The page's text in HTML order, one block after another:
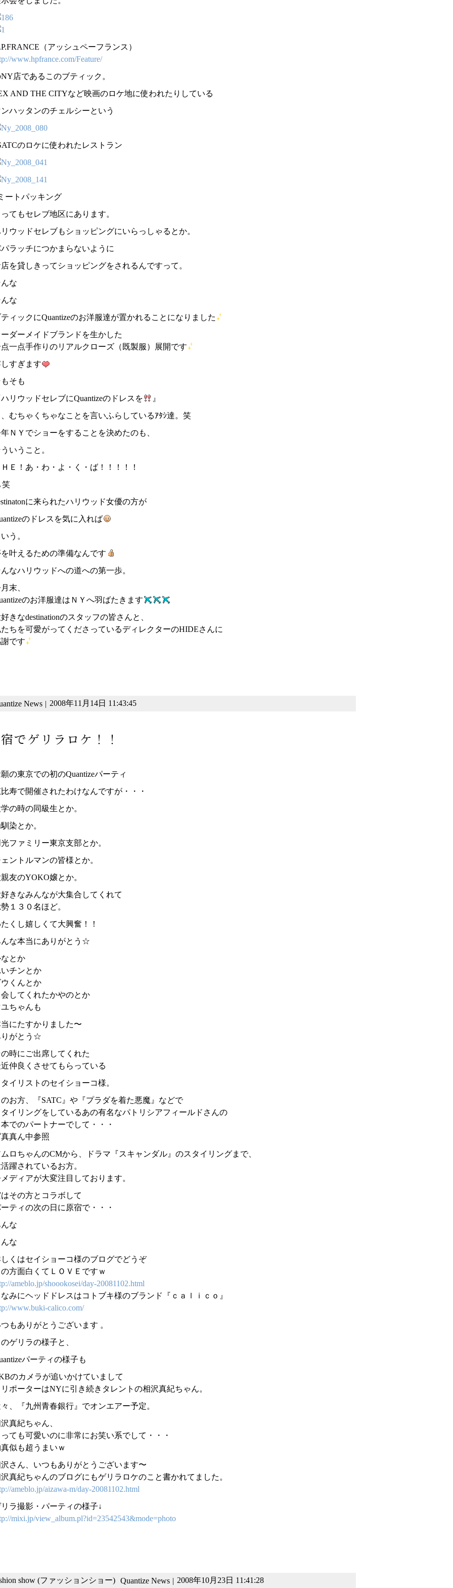
（アッシュペーフランス）
www.hpfrance.com/Feature/
店であるこのブティック。
AND THE CITYなど映画のロケ地に使われたりしている
ハッタンのチェルシーという
のロケに使われたレストラン
ートパッキング
てもセレブ地区にあります。
ウッドセレブもショッピングにいらっしゃるとか。
ラッチにつかまらないように
を貸しきってショッピングをされるんですって。
な
な
ィックにQuantizeのお洋服達が置かれることになりました
ダーメイドブランドを生かした
一点手作りのリアルクローズ（既製服）展開です
すぎます
そも
リウッドセレブにQuantizeのドレスを
』
むちゃくちゃなことを言いふらしているｱﾀｼ達。笑
ＮＹでショーをすることを決めたのも、
いうこと。
Ｅ！あ・わ・よ・く・ば！！！！！
笑
に来られたハリウッド女優の方が
のドレスを気に入れば
う。
叶えるための準備なんです
なハリウッドへの道への第一歩。
末、
のお洋服達はＮＹへ羽ばたきます
きなdestinationのスタッフの皆さんと、
ちを可愛がってくださっているディレクターのHIDEさんに
です
News | 2008年11月14日 11:43:45
でゲリラロケ！！
の東京での初のQuantizeパーティ
寿で開催されたわけなんですが・・・
の時の同級生とか。
染とか。
ファミリー東京支部とか。
ントルマンの皆様とか。
友のYOKO嬢とか。
きなみんなが大集合してくれて
１３０名ほど。
くし嬉しくて大興奮！！
な本当にありがとう☆
とか
チンとか
くんとか
してくれたかやのとか
ちゃんも
にたすかりました〜
がとう☆
時にご出席してくれた
仲良くさせてもらっている
イリストのセイショーコ様。
お方、『SATC』や『プラダを着た悪魔』などで
イリングをしているあの有名なパトリシアフィールドさんの
でのパートナーでして・・・
真ん中参照
ロちゃんのCMから、ドラマ『スキャンダル』のスタイリングまで、
躍されているお方。
ディアが大変注目しております。
その方とコラボして
ティの次の日に原宿で・・・
な
な
くはセイショーコ様のブログでどうぞ
方面白くてＬＯＶＥですｗ
ameblo.jp/shoookosei/day-20081102.html
みにヘッドドレスはコトブキ様のブランド『ｃａｌｉｃｏ』
www.buki-calico.com/
もありがとうございます 。
ゲリラの様子と、
パーティの様子も
のカメラが追いかけていまして
ポーターはNYに引き続きタレントの相沢真紀ちゃん。
、『九州青春銀行』でオンエアー予定。
真紀ちゃん、
ても可愛いのに非常にお笑い系でして・・・
似も超うまいｗ
さん、いつもありがとうございます〜
真紀ちゃんのブログにもゲリラロケのこと書かれてました。
ameblo.jp/aizawa-m/day-20081102.html
ラ撮影・パーティの様子↓
mixi.jp/view_album.pl?id=23542543&mode=photo
show (ファッションショー) Quantize News | 2008年10月23日 11:41:28